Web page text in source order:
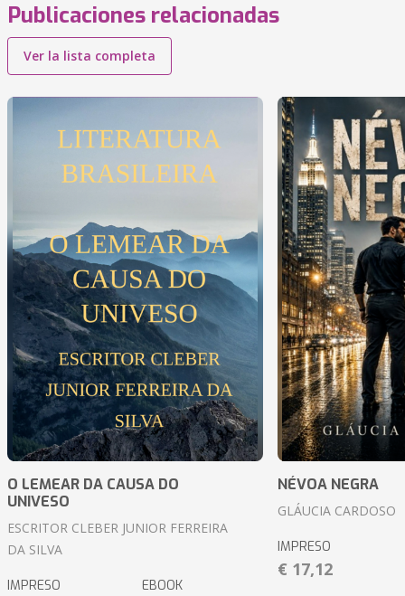
Publicaciones relacionadas
Ver la lista completa
O LEMEAR DA CAUSA DO
UNIVESO
ESCRITOR CLEBER JUNIOR FERREIRA
DA SILVA
IMPRESO EBOOK
NÉVOA NEGRA
GLÁUCIA CARDOSO
IMPRESO
€ 17,12